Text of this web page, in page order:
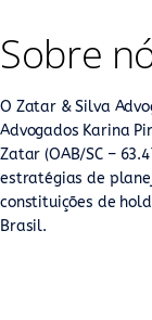
Sobre
O Zatar & Silva
Advogados Karina
Zatar (OAB/SC –
estratégias de
constituições de
Brasil.